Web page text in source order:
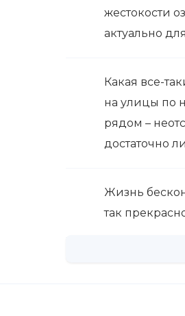
жестокости
актуально
Какая все-
на улицы по
рядом –
достаточно
Жизнь
так